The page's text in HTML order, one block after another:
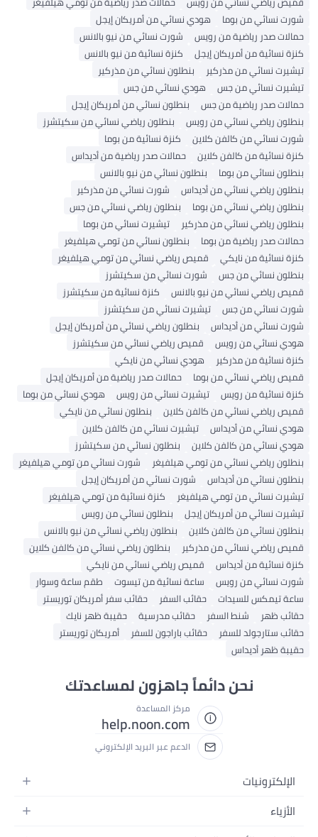
شورت نسائي من بوما
هودي نسائي من أمريكان إيجل
حمالات صدر رياضية من رويس
شورت نسائي من نيو بالانس
كنزة نسائية من أمريكان إيجل
كنزة نسائية من نيو بالانس
تيشيرت نسائي من مذركير
بنطلون نسائي من مذركير
تيشيرت نسائي من جس
هودي نسائي من جس
حمالات صدر رياضية من جس
بنطلون نسائي من أمريكان إيجل
بنطلون رياضي نسائي من رويس
بنطلون رياضي نسائي من سكيتشرز
شورت نسائي من كالفن كلاين
كنزة نسائية من بوما
كنزة نسائية من كالفن كلاين
حمالات صدر رياضية من أديداس
بنطلون نسائي من بوما
بنطلون نسائي من نيو بالانس
بنطلون رياضي نسائي من أديداس
شورت نسائي من مذركير
بنطلون رياضي نسائي من بوما
بنطلون رياضي نسائي من جس
بنطلون رياضي نسائي من مذركير
تيشيرت نسائي من بوما
حمالات صدر رياضية من بوما
بنطلون نسائي من تومي هيلفيغر
كنزة نسائية من نايكي
قميص رياضي نسائي من تومي هيلفيغر
بنطلون نسائي من جس
شورت نسائي من سكيتشرز
قميص رياضي نسائي من نيو بالانس
كنزة نسائية من سكيتشرز
شورت نسائي من جس
تيشيرت نسائي من سكيتشرز
شورت نسائي من أديداس
بنطلون رياضي نسائي من أمريكان إيجل
هودي نسائي من رويس
قميص رياضي نسائي من سكيتشرز
كنزة نسائية من مذركير
هودي نسائي من نايكي
قميص رياضي نسائي من بوما
حمالات صدر رياضية من أمريكان إيجل
كنزة نسائية من رويس
تيشيرت نسائي من رويس
هودي نسائي من بوما
قميص رياضي نسائي من كالفن كلاين
بنطلون نسائي من نايكي
هودي نسائي من أديداس
تيشيرت نسائي من كالفن كلاين
هودي نسائي من كالفن كلاين
بنطلون نسائي من سكيتشرز
بنطلون رياضي نسائي من تومي هيلفيغر
شورت نسائي من تومي هيلفيغر
بنطلون نسائي من أديداس
شورت نسائي من أمريكان إيجل
تيشيرت نسائي من تومي هيلفيغر
كنزة نسائية من تومي هيلفيغر
تيشيرت نسائي من أمريكان إيجل
بنطلون نسائي من رويس
بنطلون نسائي من كالفن كلاين
بنطلون رياضي نسائي من نيو بالانس
قميص رياضي نسائي من مذركير
بنطلون رياضي نسائي من كالفن كلاين
كنزة نسائية من أديداس
قميص رياضي نسائي من نايكي
شورت نسائي من رويس
ساعة نسائية من تيسوت
طقم ساعة وسوار
ساعة تيمكس للسيدات
حقائب السفر
حقائب سفر أمريكان توريستر
حقائب ظهر
شنط السفر حقائب مدرسية
حقيبة ظهر نايك
حقائب ستارجولد للسفر
حقائب باراجون للسفر
أمريكان توريستر
حقيبة ظهر أديداس
نحن دائماً جاهزون لمساعدتك
مركز المساعدة
help.noon.com
الدعم عبر البريد الإلكتروني
الإلكترونيات
الجوالات
الأزياء